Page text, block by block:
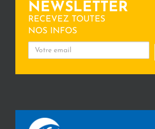
NEWSLETTER
RECEVEZ TOUTES
NOS INFOS